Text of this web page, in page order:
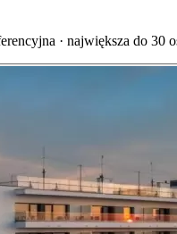
· największa do 30